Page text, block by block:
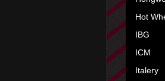
Hot
IBG
ICM
Italery